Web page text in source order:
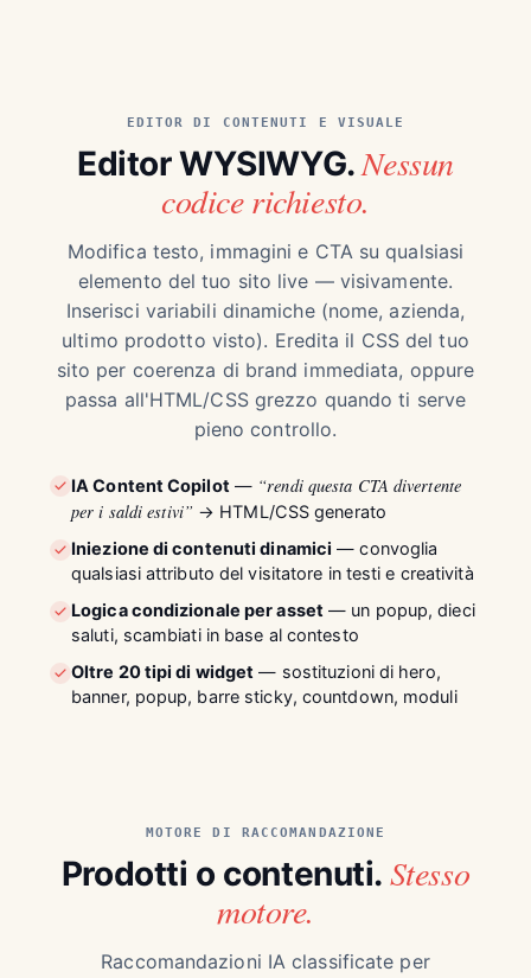
EDITOR DI CONTENUTI E VISUALE
Editor WYSIWYG.Nessun
codice richiesto.
Modifica testo, immagini e CTA su qualsiasi
elemento del tuo sito live — visivamente.
Inserisci variabili dinamiche (nome, azienda,
ultimo prodotto visto). Eredita il CSS del tuo
sito per coerenza di brand immediata, oppure
passa all'HTML/CSS grezzo quando ti serve
pieno controllo.
IA Content Copilot— “rendi questa CTA divertente
per i saldi estivi” → HTML/CSS generato
Iniezione di contenuti dinamici — convoglia
qualsiasi attributo del visitatore in testi e creatività
Logica condizionale per asset— un popup, dieci
saluti, scambiati in base al contesto
Oltre 20 tipi di widget — sostituzioni di hero,
banner, popup, barre sticky, countdown, moduli
MOTORE DI RACCOMANDAZIONE
Prodotti o contenuti. Stesso
motore.
Raccomandazioni IA classificate per